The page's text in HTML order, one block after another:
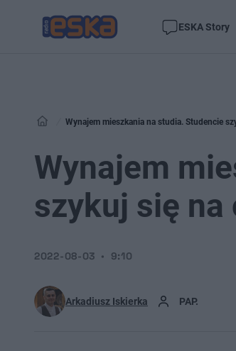
ESKA Story
Wynajem mieszkania na studia. Studencie
Wynajem
szykuj się na
Arkadiusz Iskierka PAP.
2022-08-03 9:10